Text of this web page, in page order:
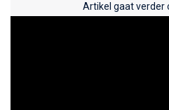
Artikel gaat verder